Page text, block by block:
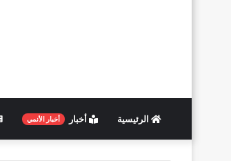
الرئيسية أخبار أخبار الأنمي